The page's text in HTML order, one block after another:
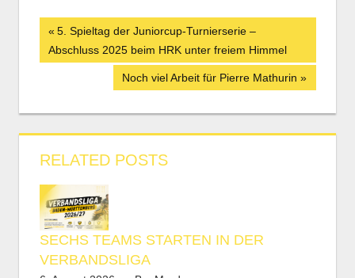
Beitrags-
Navigation
Vorheriger
Beitrag:
5. Spieltag der Juniorcup-Turnierserie –
Abschluss 2025 beim HRK unter freiem Himmel
Nächster
Noch viel Arbeit für Pierre Mathurin
RELATED POSTS
SECHS TEAMS STARTEN IN DER
VERBANDSLIGA